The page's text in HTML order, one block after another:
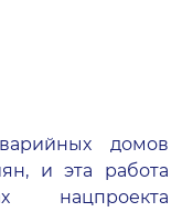
домов
и эта работа
нацпроекта